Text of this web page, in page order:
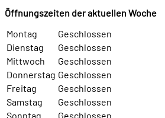
Öffnungszeiten der aktuellen Woche
Montag
Geschlossen
Dienstag
Geschlossen
Mittwoch
Geschlossen
Donnerstag Geschlossen
Freitag
Geschlossen
Samstag
Geschlossen
Sonntag
Geschlossen